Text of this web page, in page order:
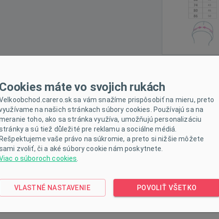
K STIAHNUTIU
New Baby. Klobúčik je určenáý pre bábätká a malé
pohodlné, takže sa nemusíte báť, že by sa klobúčik mohol
slnečnými lúčmi. Mušelín je jedna z najčistejších,
ho zamilujú deti po celom svete. Ľahká štruktúra umožňuje
Táto vlastnosť pomáha udržať Vaše dieťa v pohodlí, bezpečí
a postupom času je ľahší a jemnejší. Zloženie: 100%
Cookies máte vo svojich rukách
sa vám snažíme prispôsobiť na mieru, preto
na našich stránkach súbory cookies. Používajú sa na
toho, ako sa stránka využíva, umožňujú personalizáciu
a sú tiež důležité pre reklamu a sociálne médiá.
Rešpektujeme vaše právo na súkromie, a preto si nižšie môžete
zvoliť, či a aké súbory cookie nám poskytnete.
o súboroch cookies
VLASTNÉ NASTAVENIE POVOLIŤ VŠETKO